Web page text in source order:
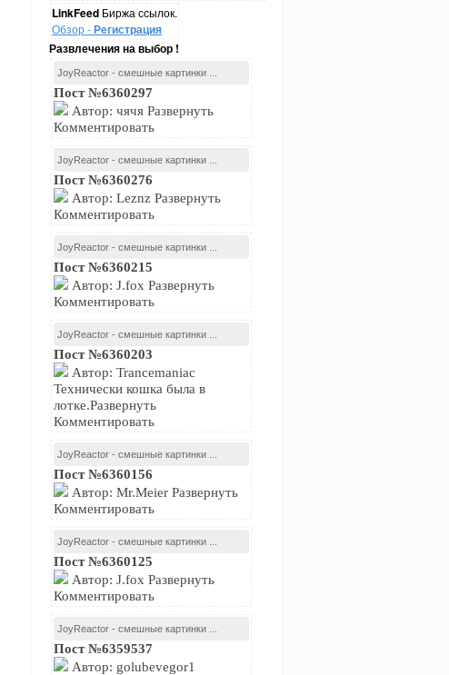
LinkFeed Биржа ссылок.
Обзор -Регистрация
Развлечения на выбор !
JoyReactor - смешные картинки ...
Пост №6360297
Автор: чячя Развернуть
Комментировать
JoyReactor - смешные картинки ...
Пост №6360276
Автор: Leznz Развернуть
Комментировать
JoyReactor - смешные картинки ...
Пост №6360215
Автор: J.fox Развернуть
Комментировать
JoyReactor - смешные картинки ...
Пост №6360203
Автор: Trancemaniac
Технически кошка была в
лотке.Развернуть
Комментировать
JoyReactor - смешные картинки ...
Пост №6360156
Автор: Mr.Meier Развернуть
Комментировать
JoyReactor - смешные картинки ...
Пост №6360125
Автор: J.fox Развернуть
Комментировать
JoyReactor - смешные картинки ...
Пост №6359537
Автор: golubevegor1